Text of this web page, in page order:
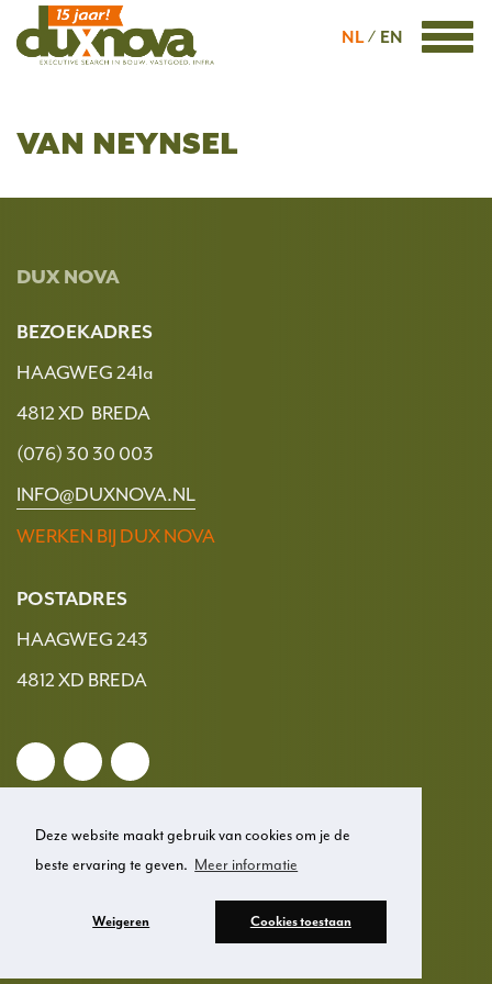
Deze website maakt gebruik van cookies om je de
beste ervaring te geven. Meer informatie
Weigeren Cookies toestaan
NL EN
VAN NEYNSEL
DUX NOVA
BEZOEKADRES
HAAGWEG 241a
4812 XD BREDA
(076) 30 30 003
INFO@DUXNOVA.NL
WERKEN BIJ DUX NOVA
POSTADRES
HAAGWEG 243
4812 XD BREDA
© 2026 Dux Nova